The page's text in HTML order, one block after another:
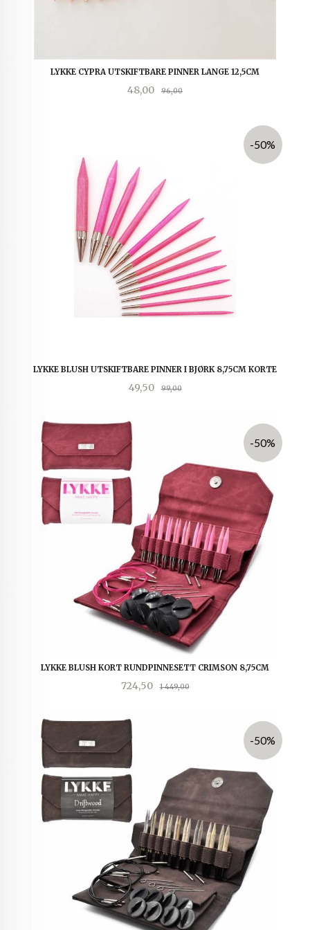
LYKKE CYPRA UTSKIFTBARE PINNER LANGE 12,5CM
Tilbud
48,00 96,00Rabatt
LYKKE BLUSH UTSKIFTBARE PINNER I BJØRK 8,75CM KORTE
Tilbud
49,50 99,00Rabatt
-50%
LYKKE BLUSH KORT RUNDPINNESETT CRIMSON 8,75CM
Tilbud
724,50 1 449,00Rabatt
-50%
-50%